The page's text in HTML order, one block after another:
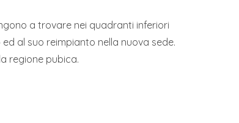
a trovare nei quadranti inferiori
al suo reimpianto nella nuova sede.
regione pubica.